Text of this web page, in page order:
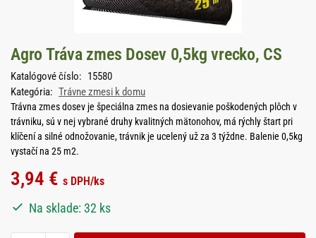
Agro Tráva zmes Dosev 0,5kg vrecko, CS
Katalógové číslo: 15580
Kategória: Trávne zmesi k domu
Trávna zmes dosev je špeciálna zmes na dosievanie poškodených plôch v
trávniku, sú v nej vybrané druhy kvalitných mätonohov, má rýchly štart pri
klíčení a silné odnožovanie, trávnik je ucelený už za 3 týždne. Balenie 0,5kg
vystačí na 25 m2.
3,94 € s DPH/ks
Na sklade: 32 ks